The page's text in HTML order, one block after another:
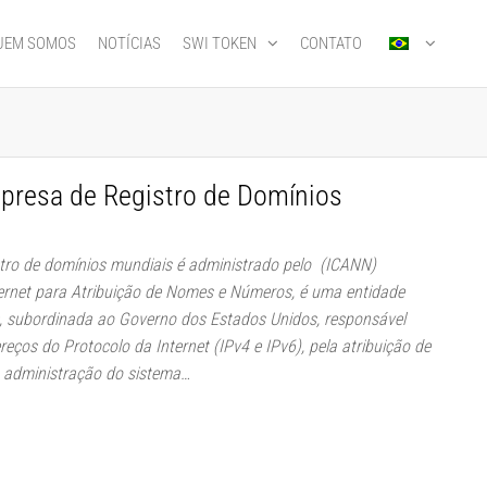
SOMOS NOTÍCIAS SWI TOKEN CONTATO
de Registro de Domínios
de domínios mundiais é administrado pelo (ICANN)
para Atribuição de Nomes e Números, é uma entidade
ao Governo dos Estados Unidos, responsável
do Protocolo da Internet (IPv4 e IPv6), pela atribuição de
do sistema…